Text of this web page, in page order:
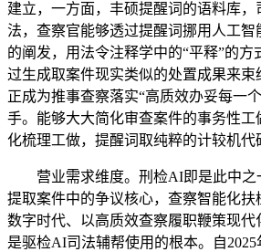
建立，一方面，丰硕提醒词的语料库，
法，查察官能够透过提醒词挪用人工
的阐发，用法令注释学中的“平释”的
过生成取案件现实类似的处置成果来束
正成为推事查察落实“高质效办妥每一
手。能够大大简化审查案件的事务性
化梳理工做，提醒词取纯粹的计较机代
营业需求维度。刑检AI即是此中之
提取案件中的争议核心，查察智能化
数字时代、以高质效查察履职鞭策现代
是驱检AI司法辅帮使用的根本。自